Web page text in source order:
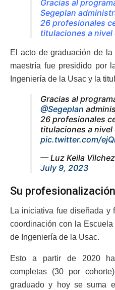
Gracias al
Segeplan
26 profesionales
titulaciones a nivel
El acto de graduación de
maestría fue presidido por
Ingeniería de la Usac y la
Gracias al
@Segeplan
26 profesionales
titulaciones a nivel
pic.twitter.com/
— Luz Keila
July 9, 2023
Su profesionalización
La iniciativa fue diseñada y
coordinación con la
de Ingeniería de la Usac.
Esto a partir de 2020
completas (30 por
graduado y hoy se suma